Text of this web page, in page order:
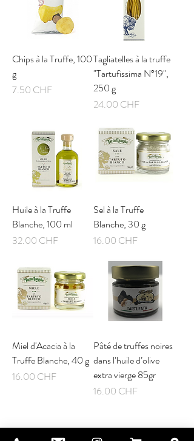
Chips à la Truffe, 100
g
Prix
7.50 CHF
Tagliatelles à la truffe
"Tartufissima N°19",
250 g
Prix
24.00 CHF
Huile à la Truffe
Blanche, 100 ml
Prix
32.00 CHF
Sel à la Truffe
Blanche, 30 g
Prix
16.00 CHF
Miel d'Acacia à la
Truffe Blanche, 40 g
Prix
16.00 CHF
Pâté de truffes noires
dans l’huile d’olive
extra vierge 85gr
Prix
16.00 CHF